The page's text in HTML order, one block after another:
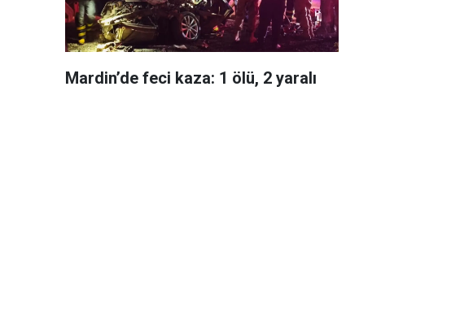
Mardin’de feci kaza: 1 ölü, 2 yaralı